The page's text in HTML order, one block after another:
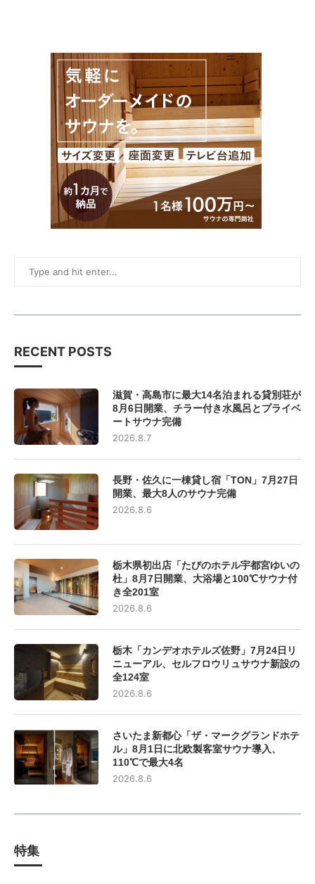
RECENT POSTS
滋賀・高島市に最大14名泊まれる貸別荘が
8月6日開業、チラー付き水風呂とプライベ
ートサウナ完備
2026.8.7
長野・佐久に一棟貸し宿「TON」7月27日
開業、最大8人のサウナ完備
2026.8.6
栃木県初出店「たびのホテル宇都宮ゆいの
杜」8月7日開業、大浴場と100℃サウナ付
き全201室
2026.8.6
栃木「カンデオホテルズ佐野」7月24日リ
ニューアル、セルフロウリュサウナ新設の
全124室
2026.8.6
さいたま新都心「ザ・マークグランドホテ
ル」8月1日に北欧製客室サウナ導入、
110℃で最大4名
2026.8.6
特集